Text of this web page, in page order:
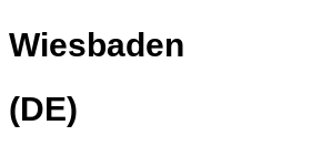
Wiesbaden
(DE)